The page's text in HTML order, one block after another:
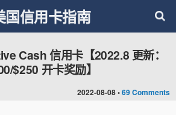
国信用卡指南
2022-08-08 •69 Comments
Cash 信用卡【2022.8 更新：
$250 开卡奖励】